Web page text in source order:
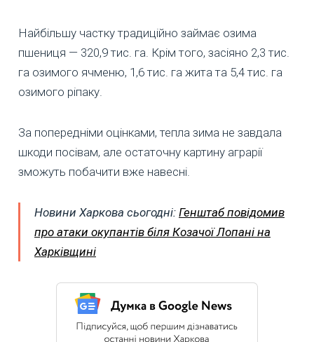
Найбільшу частку традиційно займає озима
пшениця — 320,9 тис. га. Крім того, засіяно 2,3 тис.
га озимого ячменю, 1,6 тис. га жита та 5,4 тис. га
озимого ріпаку.
За попередніми оцінками, тепла зима не завдала
шкоди посівам, але остаточну картину аграрії
зможуть побачити вже навесні.
Новини Харкова сьогодні: Генштаб повідомив
про атаки окупантів біля Козачої Лопані на
Харківщині